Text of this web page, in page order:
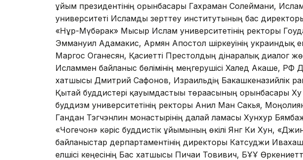
ұйым президентінің орынбасары Гахраман Солеймани,
университеті Исламды зерттеу институтының бас
«Нұр-Мүбәрак» Мысыр Ислам университетінің ректоры
Эммануил Адамакис, Армян Апостол шіркеуінің украиндық
Маргос Оганесян, Қасиетті Престолдың дінаралық диалог
Исламмен байланыс бөлімінің меңгерушісі Халед Акаше, РФ
хатшысы Дмитрий Сафонов, Израильдің Бакашкеназийлік
Қытай буддистері қауымдастығы төрағасының орынбасары
буддизм университетінің ректоры Анил Ман Сакья,
Гандан Тэгчэнлин монастырінің далай ламасы Хунхур
«Чогечон» кәріс буддистік ұйымының өкілі Янг Ки Хун,
байланыстар дерпартаментінің директоры Катсуджи
елшісі кеңесінің Бас хатшысы Пичаи Товивич, БҰҰ